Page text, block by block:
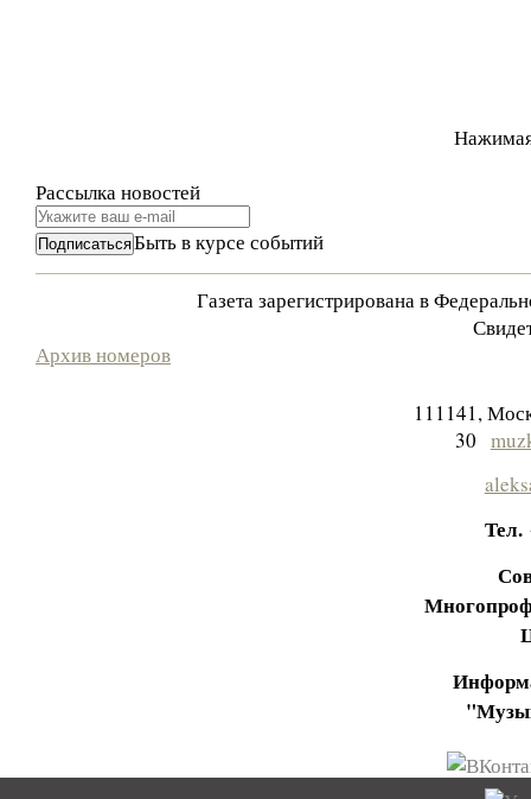
Рассылка новостей
Быть в курсе событий
Газета зарегистрирована в
Архив номеров
111141,
30
Тел.